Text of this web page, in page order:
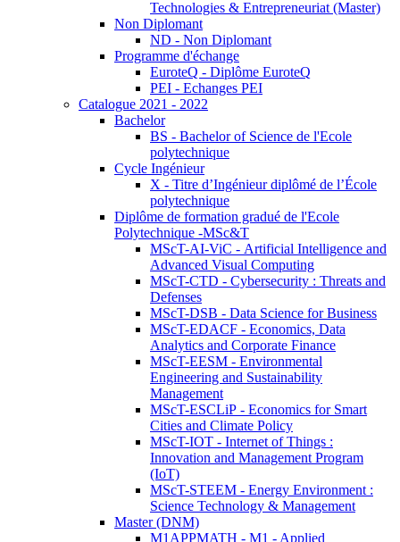
Technologies & Entrepreneuriat (Master)
Non Diplomant
ND - Non Diplomant
Programme d'échange
EuroteQ - Diplôme EuroteQ
PEI - Echanges PEI
Catalogue 2021 - 2022
Bachelor
BS - Bachelor of Science de l'Ecole
polytechnique
Cycle Ingénieur
X - Titre d’Ingénieur diplômé de l’École
polytechnique
Diplôme de formation gradué de l'Ecole
Polytechnique -MSc&T
MScT-AI-ViC - Artificial Intelligence and
Advanced Visual Computing
MScT-CTD - Cybersecurity : Threats and
Defenses
MScT-DSB - Data Science for Business
MScT-EDACF - Economics, Data
Analytics and Corporate Finance
MScT-EESM - Environmental
Engineering and Sustainability
Management
MScT-ESCLiP - Economics for Smart
Cities and Climate Policy
MScT-IOT - Internet of Things :
Innovation and Management Program
(IoT)
MScT-STEEM - Energy Environment :
Science Technology & Management
Master (DNM)
M1APPMATH - M1 - Applied